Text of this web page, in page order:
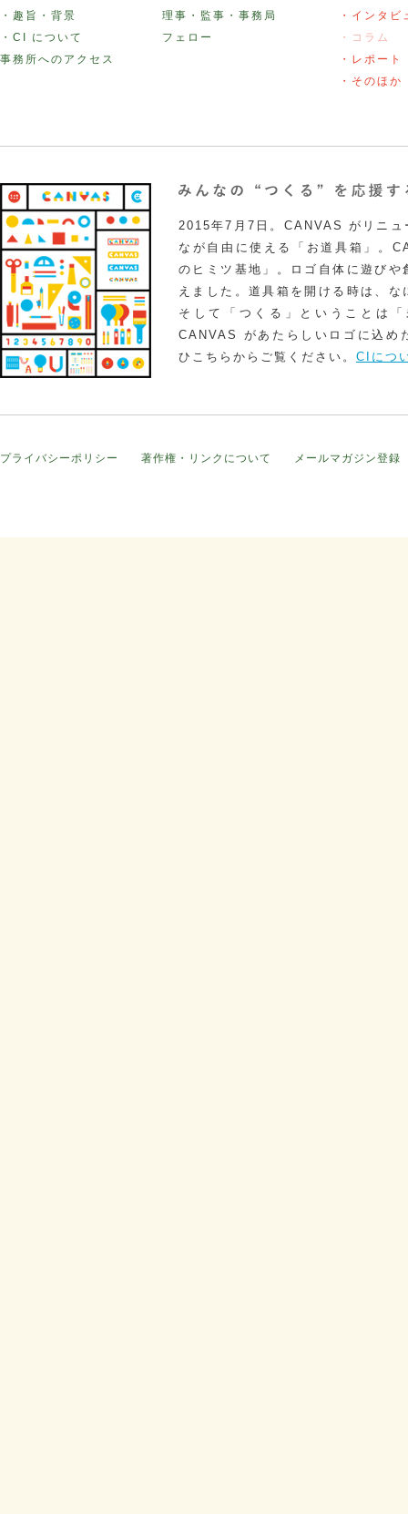
・趣旨・背景
・CI について
事務所へのアクセス
理事・監事・事務局
フェロー
・インタビ
・コラム
・レポート
・そのほか
2015年7月7日。CANVAS がリニュ
なが自由に使える「お道具箱」。
のヒミツ基地」。ロゴ自体に遊び
えました。道具箱を開ける時は、
そして「つくる」ということは
CANVAS があたらしいロゴに込め
ひこちらからご覧ください。 CIにつ
プライバシーポリシー 著作権・リンクについて メールマガジン登録